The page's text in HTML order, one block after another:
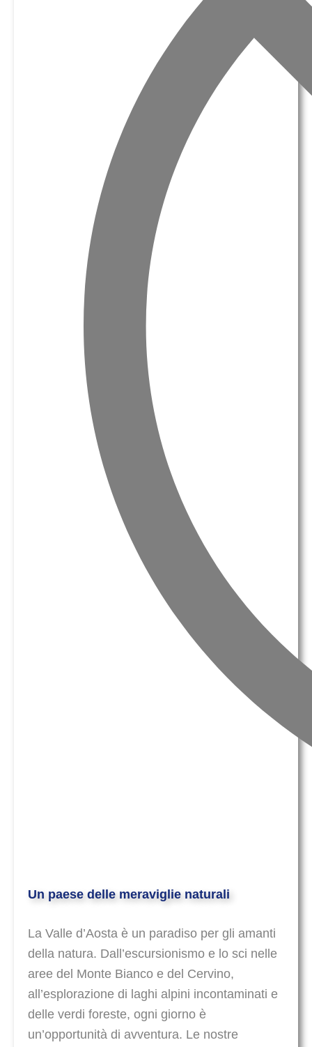
Un paese delle meraviglie naturali
La Valle d’Aosta è un paradiso per gli amanti
della natura. Dall’escursionismo e lo sci nelle
aree del Monte Bianco e del Cervino,
all’esplorazione di laghi alpini incontaminati e
delle verdi foreste, ogni giorno è
un’opportunità di avventura. Le nostre